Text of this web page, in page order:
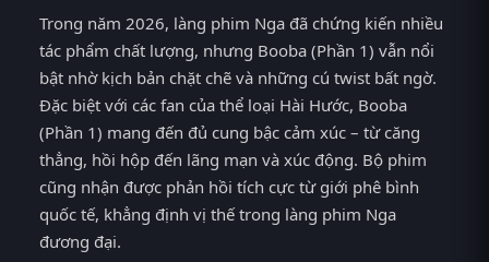
Trong năm 2026, làng phim Nga đã chứng kiến nhiều
tác phẩm chất lượng, nhưng Booba (Phần 1) vẫn nổi
bật nhờ kịch bản chặt chẽ và những cú twist bất ngờ.
Đặc biệt với các fan của thể loại Hài Hước, Booba
(Phần 1) mang đến đủ cung bậc cảm xúc – từ căng
thẳng, hồi hộp đến lãng mạn và xúc động. Bộ phim
cũng nhận được phản hồi tích cực từ giới phê bình
quốc tế, khẳng định vị thế trong làng phim Nga
đương đại.